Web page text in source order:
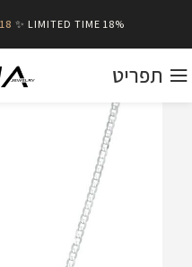
18% OFF • USE CODE
✨ LIMITED TIME
תפריט